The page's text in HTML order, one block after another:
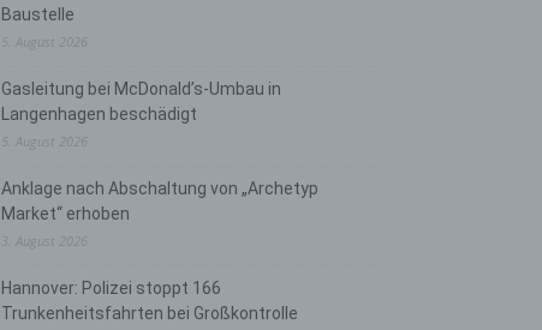
Baustelle
5. August 2026
Gasleitung bei McDonald’s-Umbau in
Langenhagen beschädigt
5. August 2026
Anklage nach Abschaltung von „Archetyp
Market“ erhoben
3. August 2026
Hannover: Polizei stoppt 166
Trunkenheitsfahrten bei Großkontrolle